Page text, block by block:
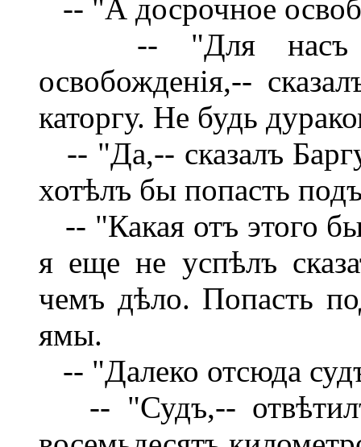
-- "А досрочное
-- "Для насъ
освобожденія,--
каторгу. Не будь
-- "Да,-- сказалъ
хотѣлъ бы попасть
-- "Какая отъ этого
я еще не успѣлъ
чемъ дѣло. Попасть
ямы.
-- "Далеко отсюда
-- "Судъ,--